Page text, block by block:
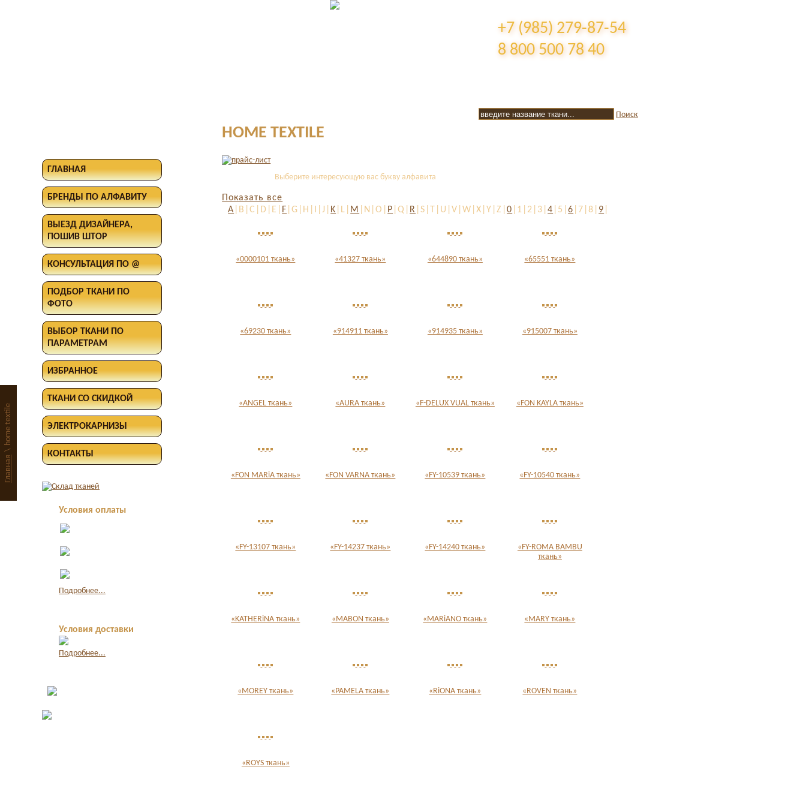
Главная
\
home textile
+7 (985) 279-87-54
8 800 500 78 40
Поиск
ГЛАВНАЯ
БРЕНДЫ ПО АЛФАВИТУ
ВЫЕЗД ДИЗАЙНЕРА,
ПОШИВ ШТОР
КОНСУЛЬТАЦИЯ ПО @
ПОДБОР ТКАНИ ПО
ФОТО
ВЫБОР ТКАНИ ПО
ПАРАМЕТРАМ
ИЗБРАННОЕ
ТКАНИ СО СКИДКОЙ
ЭЛЕКТРОКАРНИЗЫ
КОНТАКТЫ
Условия оплаты
Подробнее...
Условия доставки
Подробнее...
HOME TEXTILE
Выберите интересующую вас букву алфавита
Показать все
A |B|C|D|E| F |G|H|I|J| K |L| M |N|O| P |Q| R |S|T|U|V|W|X|Y|Z|0 |1|2|3|4 |5|6 |7|8| 9
«0000101 ткань» «41327 ткань» «644890 ткань» «65551 ткань»
«69230 ткань» «914911 ткань» «914935 ткань» «915007 ткань»
«ANGEL ткань» «AURA ткань» «F-DELUX VUAL ткань» «FON KAYLA ткань»
«FON MARiA ткань» «FON VARNA ткань» «FY-10539 ткань» «FY-10540 ткань»
«FY-13107 ткань» «FY-14237 ткань» «FY-14240 ткань»
«FY-ROMA BAMBU
ткань»
«KATHERiNA ткань» «MABON ткань» «MARiANO ткань» «MARY ткань»
«MOREY ткань» «PAMELA ткань» «RiONA ткань» «ROVEN ткань»
«ROYS ткань»